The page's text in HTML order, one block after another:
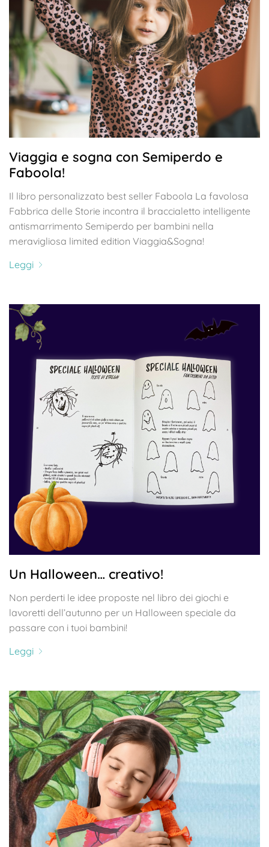
Viaggia e sogna con Semiperdo e
Faboola!
Il libro personalizzato best seller Faboola La favolosa
Fabbrica delle Storie incontra il braccialetto intelligente
antismarrimento Semiperdo per bambini nella
meravigliosa limited edition Viaggia&Sogna!
Leggi
Un Halloween… creativo!
Non perderti le idee proposte nel libro dei giochi e
lavoretti dell’autunno per un Halloween speciale da
passare con i tuoi bambini!
Leggi